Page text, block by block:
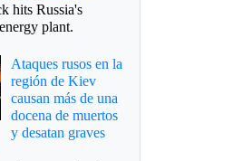
hits Russia's
plant.
Ataques rusos en la
región de Kiev
causan más de una
docena de muertos
y desatan graves